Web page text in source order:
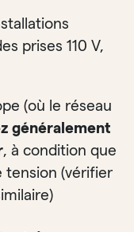
prises 110 V,
(où le réseau
généralement
, à condition que
tension (vérifier